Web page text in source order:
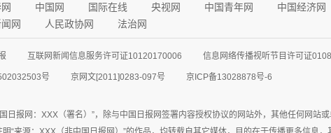
中国网 国际在线 央视网 中国青年网 中国经济网
网 人民政协网 法治网
互联网新闻信息服务许可证10120170006 信息网络传播视听节目许可证
号 京网文[2011]0283-097号 京ICP备13028878号-6
日报网：XXX（署名）”，除与中国日报网签署内容授权协议的网站外，其他任何网站